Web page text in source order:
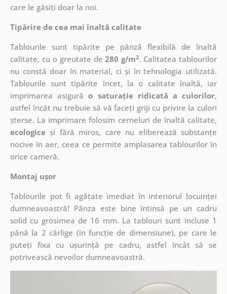
care le găsiți doar la noi.
Tipărire de cea mai înaltă calitate
Tablourile sunt tipărite pe pânză flexibilă de înaltă
calitate, cu o greutate de280 g/m2. Calitatea tablourilor
nu constă doar în material, ci și în tehnologia utilizată.
Tablourile sunt tipărite încet, la o calitate înaltă, iar
imprimarea asigurăo saturație ridicată a culorilor,
astfel încât nu trebuie să vă faceți griji cu privire la culori
șterse. La imprimare folosim cerneluri de înaltă calitate,
ecologiceși fără miros, care nu eliberează substanțe
nocive în aer, ceea ce permite amplasarea tablourilor în
orice cameră.
Montaj ușor
Tablourile pot fi agățate imediat în interiorul locuinței
dumneavoastră! Pânza este bine întinsă pe un cadru
solid cu grosimea de 16 mm. La tablouri sunt incluse 1
până la 2 cârlige (în funcție de dimensiune), pe care le
puteți fixa cu ușurință pe cadru, astfel încât să se
potrivească nevoilor dumneavoastră.